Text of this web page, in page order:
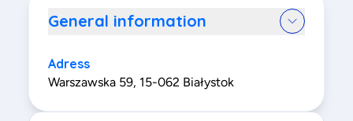
General information
Adress
Warszawska 59, 15-062 Białystok